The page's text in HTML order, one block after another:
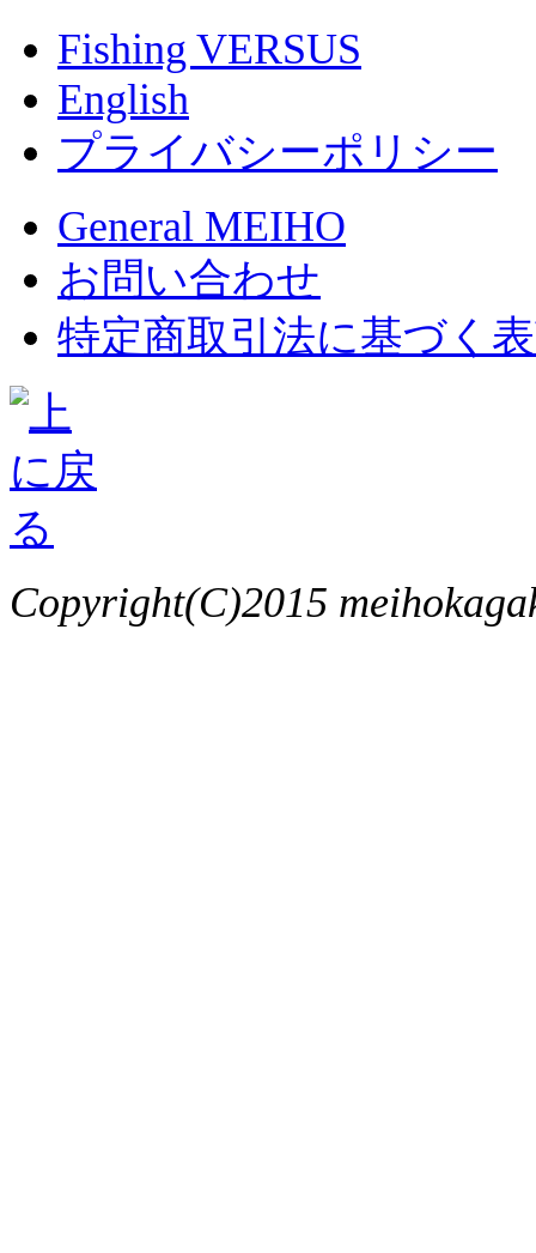
Fishing VERSUS
English
プライバシーポリシー
General MEIHO
お問い合わせ
特定商取引法に基づく
Copyright(C)2015